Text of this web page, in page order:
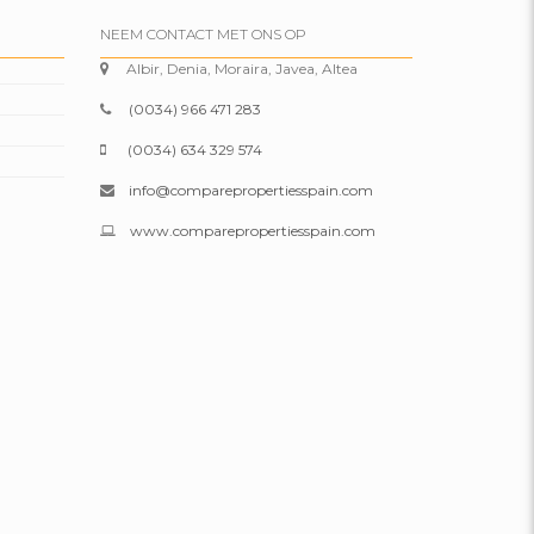
NEEM CONTACT MET ONS OP
Albir, Denia, Moraira, Javea, Altea
(0034) 966 471 283
(0034) 634 329 574
info@comparepropertiesspain.com
www.comparepropertiesspain.com